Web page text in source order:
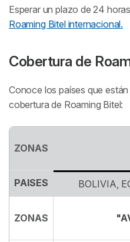
Esperar un plazo de 24
Roaming Bitel internacional.
Cobertura de
Conoce los países que
cobertura de Roaming Bitel:
ZONAS
PAISES BOLIVIA,
ZONAS